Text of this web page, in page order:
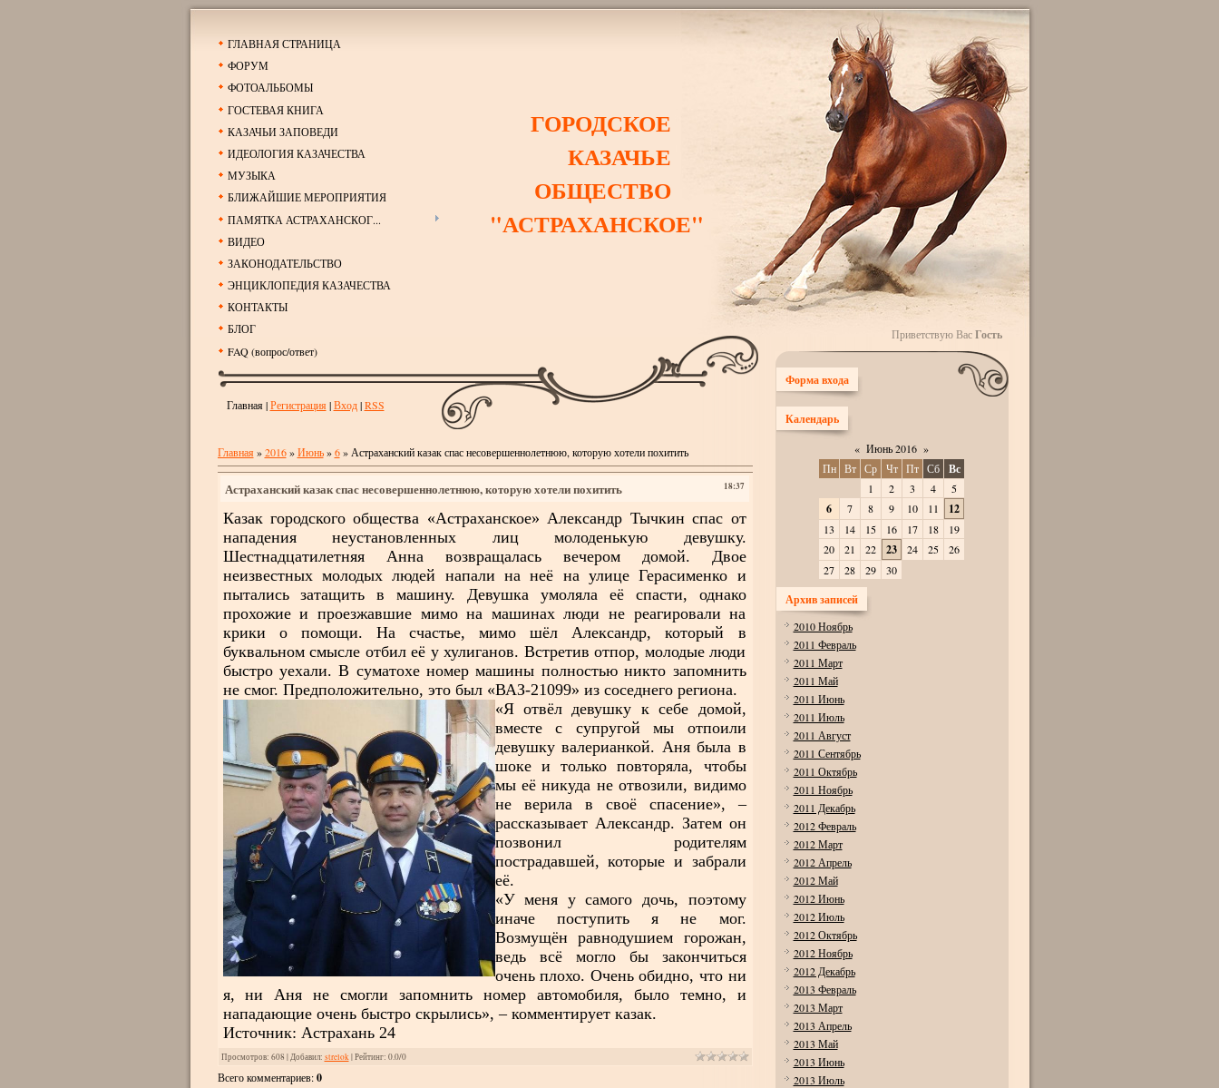
ГЛАВНАЯ СТРАНИЦА
ФОРУМ
ФОТОАЛЬБОМЫ
ГОСТЕВАЯ КНИГА
КАЗАЧЬИ ЗАПОВЕДИ
ИДЕОЛОГИЯ КАЗАЧЕСТВА
МУЗЫКА
БЛИЖАЙШИЕ МЕРОПРИЯТИЯ
ПАМЯТКА АСТРАХАНСКОГ...
ВИДЕО
ЗАКОНОДАТЕЛЬСТВО
ЭНЦИКЛОПЕДИЯ КАЗАЧЕСТВА
КОНТАКТЫ
БЛОГ
FAQ (вопрос/ответ)
ГОРОДСКОЕ
КАЗАЧЬЕ
ОБЩЕСТВО
"АСТРАХАНСКОЕ"
Главная|Регистрация |Вход|RSS
Главная »2016 » Июнь » 6» Астраханский казак спас несовершеннолетнюю, которую хотели похитить
18:37
Астраханский казак спас несовершеннолетнюю, которую хотели похитить
Казак городского общества «Астраханское» Александр Тычкин спас от
нападения неустановленных лиц молоденькую девушку.
Шестнадцатилетняя Анна возвращалась вечером домой. Двое
неизвестных молодых людей напали на неё на улице Герасименко и
пытались затащить в машину. Девушка умоляла её спасти, однако
прохожие и проезжавшие мимо на машинах люди не реагировали на
крики о помощи. На счастье, мимо шёл Александр, который в
буквальном смысле отбил её у хулиганов. Встретив отпор, молодые люди
быстро уехали. В суматохе номер машины полностью никто запомнить
не смог. Предположительно, это был «ВАЗ-21099» из соседнего региона.
«Я отвёл девушку к себе домой,
вместе с супругой мы отпоили
девушку валерианкой. Аня была в
шоке и только повторяла, чтобы
мы её никуда не отвозили, видимо
не верила в своё спасение», –
рассказывает Александр. Затем он
позвонил родителям
пострадавшей, которые и забрали
её.
«У меня у самого дочь, поэтому
иначе поступить я не мог.
Возмущён равнодушием горожан,
ведь всё могло бы закончиться
очень плохо. Очень обидно, что ни
я, ни Аня не смогли запомнить номер автомобиля, было темно, и
нападающие очень быстро скрылись», – комментирует казак.
Источник: Астрахань 24
Просмотров: 608 |Добавил: strelok|Рейтинг: 0.0/0
Всего комментариев:0
Приветствую Вас Гость
Форма входа
Календарь
« Июнь 2016 »
Пн Вт Ср Чт Пт Сб Вс
1 2 3 4 5
6 7 8 9 10 11 12
13 14 15 16 17 18
19
20
21 22 23 24 25
26
27
28 29 30
Архив записей
2010 Ноябрь
2011 Февраль
2011 Март
2011 Май
2011 Июнь
2011 Июль
2011 Август
2011 Сентябрь
2011 Октябрь
2011 Ноябрь
2011 Декабрь
2012 Февраль
2012 Март
2012 Апрель
2012 Май
2012 Июнь
2012 Июль
2012 Октябрь
2012 Ноябрь
2012 Декабрь
2013 Февраль
2013 Март
2013 Апрель
2013 Май
2013 Июнь
2013 Июль